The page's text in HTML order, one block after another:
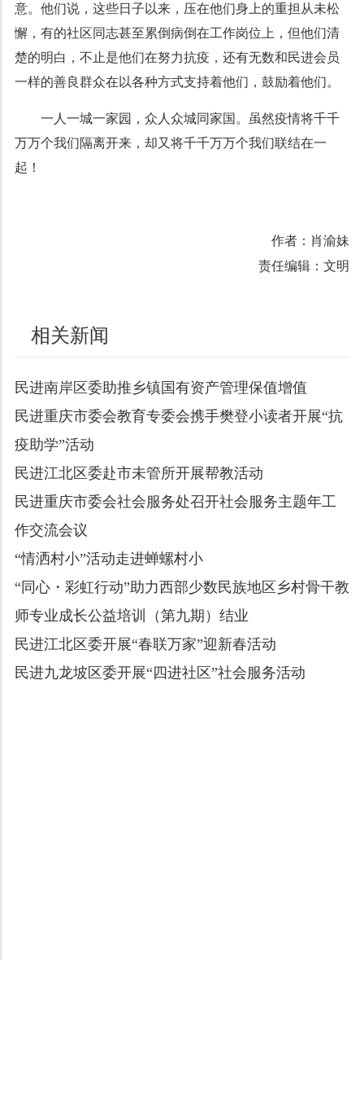
意。他们说，这些日子以来，压在他们身上的重担从未松
懈，有的社区同志甚至累倒病倒在工作岗位上，但他们清
楚的明白，不止是他们在努力抗疫，还有无数和民进会员
一样的善良群众在以各种方式支持着他们，鼓励着他们。
一人一城一家园，众人众城同家国。虽然疫情将千千
万万个我们隔离开来，却又将千千万万个我们联结在一
起！
作者：肖渝妹
责任编辑：文明
相关新闻
民进南岸区委助推乡镇国有资产管理保值增值
民进重庆市委会教育专委会携手樊登小读者开展“抗
疫助学”活动
民进江北区委赴市未管所开展帮教活动
民进重庆市委会社会服务处召开社会服务主题年工
作交流会议
“情洒村小”活动走进蝉螺村小
“同心・彩虹行动”助力西部少数民族地区乡村骨干教
师专业成长公益培训（第九期）结业
民进江北区委开展“春联万家”迎新春活动
民进九龙坡区委开展“四进社区”社会服务活动